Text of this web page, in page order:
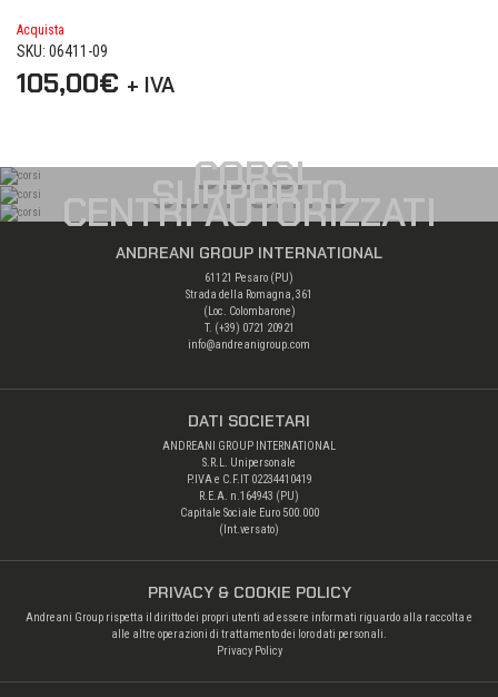
Acquista
SKU: 06411-09
105,00€ + IVA
CORSI
SUPPORTO
CENTRI AUTORIZZATI
ANDREANI GROUP INTERNATIONAL
61121 Pesaro (PU)
Strada della Romagna, 361
(Loc. Colombarone)
T. (+39) 0721 20921
info@andreanigroup.com
DATI SOCIETARI
ANDREANI GROUP INTERNATIONAL
S.R.L. Unipersonale
P.IVA e C.F.IT 02234410419
R.E.A. n.164943 (PU)
Capitale Sociale Euro 500.000
(Int.versato)
PRIVACY & COOKIE POLICY
Andreani Group rispetta il diritto dei propri utenti ad essere informati riguardo alla raccolta e
alle altre operazioni di trattamento dei loro dati personali.
Privacy Policy